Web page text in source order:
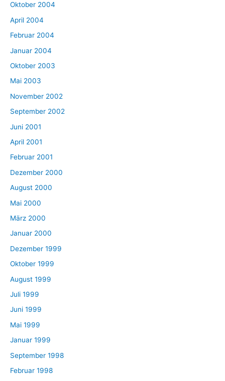
Oktober 2004
April 2004
Februar 2004
Januar 2004
Oktober 2003
Mai 2003
November 2002
September 2002
Juni 2001
April 2001
Februar 2001
Dezember 2000
August 2000
Mai 2000
März 2000
Januar 2000
Dezember 1999
Oktober 1999
August 1999
Juli 1999
Juni 1999
Mai 1999
Januar 1999
September 1998
Februar 1998